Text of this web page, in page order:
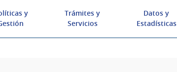
y
Trámites y
Servicios
Datos y
Estadísticas